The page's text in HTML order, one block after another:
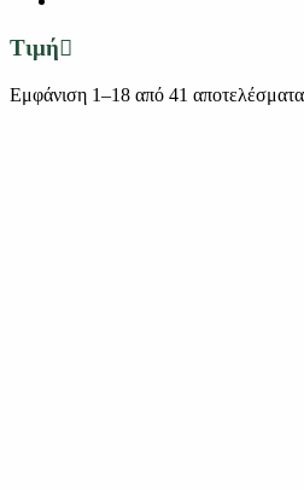
Τιμή
Εμφάνιση 1–18 από 41